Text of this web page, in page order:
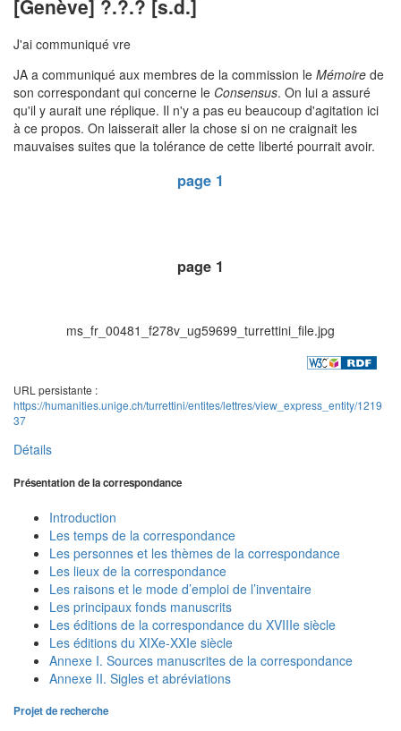
[Genève] ?.?.? [s.d.]
J'ai communiqué vre
JA a communiqué aux membres de la commission le Mémoire de
son correspondant qui concerne le Consensus. On lui a assuré
qu'il y aurait une réplique. Il n'y a pas eu beaucoup d'agitation ici
à ce propos. On laisserait aller la chose si on ne craignait les
mauvaises suites que la tolérance de cette liberté pourrait avoir.
page 1
page 1
ms_fr_00481_f278v_ug59699_turrettini_file.jpg
URL persistante :
https://humanities.unige.ch/turrettini/entites/lettres/view_express_entity/1219
37
Détails
Présentation de la correspondance
Introduction
Les temps de la correspondance
Les personnes et les thèmes de la correspondance
Les lieux de la correspondance
Les raisons et le mode d’emploi de l’inventaire
Les principaux fonds manuscrits
Les éditions de la correspondance du XVIIIe siècle
Les éditions du XIXe-XXIe siècle
Annexe I. Sources manuscrites de la correspondance
Annexe II. Sigles et abréviations
Projet de recherche